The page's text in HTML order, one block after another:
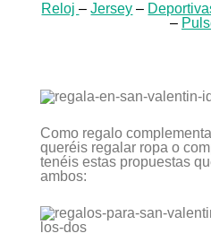
Reloj–Jersey –
–
Como regalo
queréis regalar ropa o
tenéis estas propuestas
ambos: